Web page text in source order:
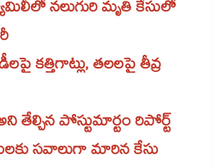
నలుగురి మృతి కేసులో
కత్తిగాట్లు, తలలపై తీవ్ర
తేల్చిన పోస్టుమార్టం రిపోర్ట్
సవాలుగా మారిన కేసు